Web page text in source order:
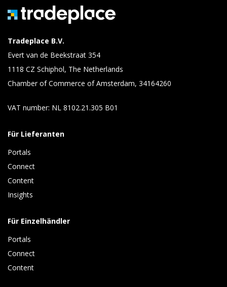
Tradeplace B.V.
Evert van de Beekstraat 354
1118 CZ Schiphol, The Netherlands
Chamber of Commerce of Amsterdam, 34164260
VAT number: NL 8102.21.305 B01
Für Lieferanten
Portals
Connect
Content
Insights
Für Einzelhändler
Portals
Connect
Content